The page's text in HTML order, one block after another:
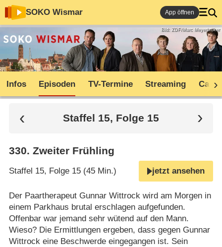
SOKO Wismar App öffnen
Bild: ZDF/Marc Meyerbröker
Infos Episoden TV-Termine Streaming Cast
Staffel 15, Folge 15
330. Zweiter Frühling
Staffel 15, Folge 15 (45 Min.) jetzt ansehen
Der Paartherapeut Gunnar Wittrock wird am Morgen in
einem Parkhaus brutal erschlagen aufgefunden.
Offenbar war jemand sehr wütend auf den Mann.
Wieso? Die Ermittlungen ergeben, dass gegen Gunnar
Wittrock eine Beschwerde eingegangen ist. Sein